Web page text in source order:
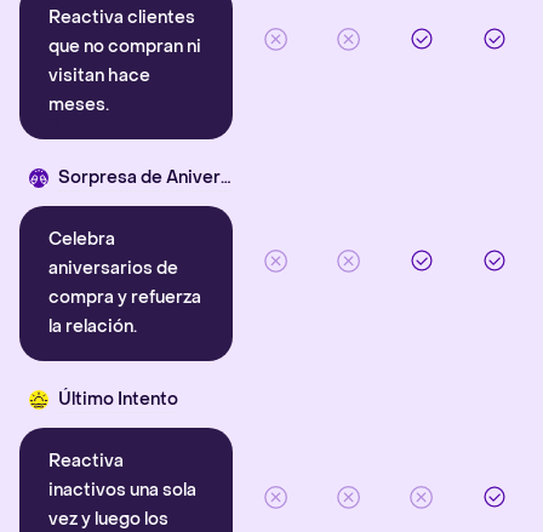
Reactiva clientes
que no compran ni
visitan hace
meses.
Sorpresa de Aniversario
Celebra
aniversarios de
compra y refuerza
la relación.
Último Intento
Reactiva
inactivos una sola
vez y luego los